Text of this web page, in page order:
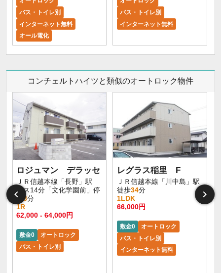
バス・トイレ別
インターネット無料
オール電化
バス・トイレ別
インターネット無料
コンチェルトハイツと類似のオートロック物件
ロジュマン デラッセ
ＪＲ信越本線「長野」駅
バス14分「文化学園前」停
歩 3分
1R
62,000 - 64,000円
敷金0
オートロック
バス・トイレ別
レグラス稲里 F
ＪＲ信越本線「川中島」駅
徒歩34分
1LDK
66,000円
敷金0
オートロック
バス・トイレ別
インターネット無料